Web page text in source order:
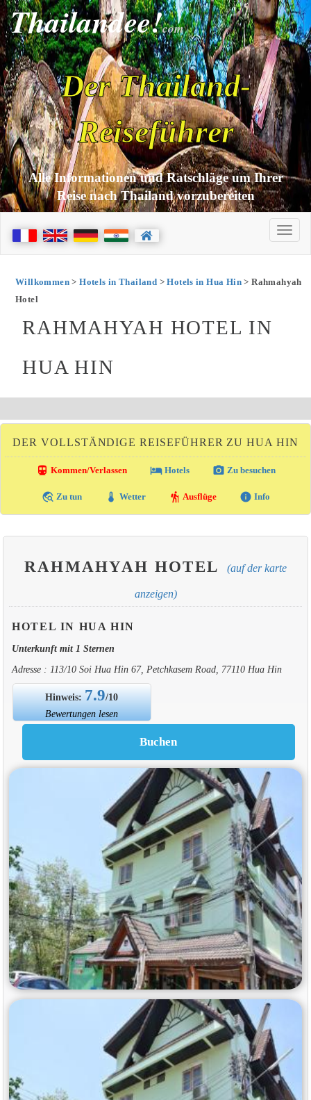
Thailandee!com
Der Thailand-
Reiseführer
Alle Informationen und Ratschläge um Ihrer
Reise nach Thailand vorzubereiten
Willkommen>Hotels in Thailand >Hotels in Hua Hin > Rahmahyah
Hotel
RAHMAHYAH HOTEL IN
HUA HIN
DER VOLLSTÄNDIGE REISEFÜHRER ZU HUA HIN
directions_transit Kommen/Verlassen local_hotelHotels photo_camera Zu besuchen
travel_explore Zu tun thermostat Wetter hiking Ausflüge info Info
RAHMAHYAH HOTEL (auf der karte
anzeigen)
HOTEL IN HUA HIN
Unterkunft mit 1 Sternen
Adresse : 113/10 Soi Hua Hin 67, Petchkasem Road, 77110 Hua Hin
Hinweis: 7.9/10
Bewertungen lesen